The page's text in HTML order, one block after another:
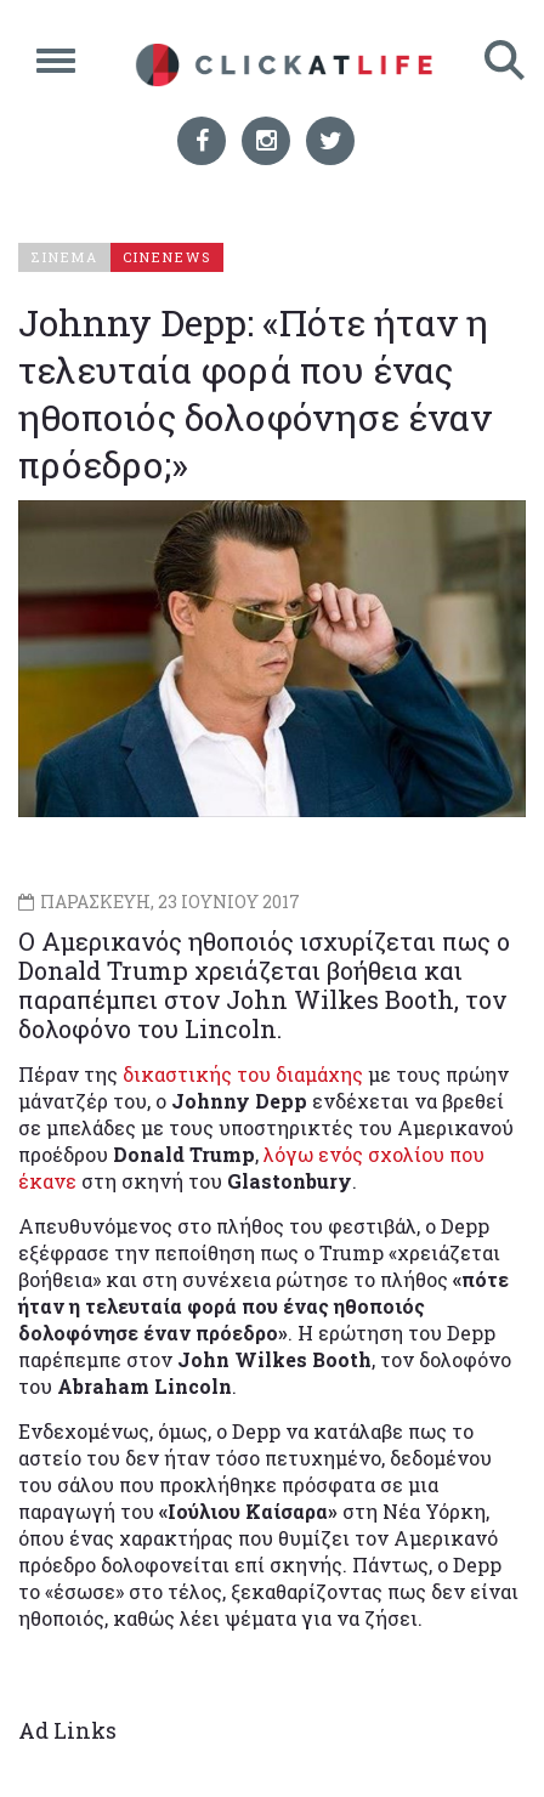
ΣΙΝΕΜΑ CINENEWS
Johnny Depp: «Πότε ήταν η
τελευταία φορά που ένας
ηθοποιός δολοφόνησε έναν
πρόεδρο;»
ΠΑΡΑΣΚΕΥΗ, 23 ΙΟΥΝΙΟΥ 2017
Ο Αμερικανός ηθοποιός ισχυρίζεται πως ο
Donald Trump χρειάζεται βοήθεια και
παραπέμπει στον John Wilkes Booth, τον
δολοφόνο του Lincoln.
Πέραν της δικαστικής του διαμάχης με τους πρώην
μάνατζέρ του, ο Johnny Depp ενδέχεται να βρεθεί
σε μπελάδες με τους υποστηρικτές του Αμερικανού
προέδρου DonaldTrump,λόγω ενός σχολίου που
έκανε στη σκηνή του Glastonbury.
Απευθυνόμενος στο πλήθος του φεστιβάλ, ο Depp
εξέφρασε την πεποίθηση πως ο Trump «χρειάζεται
βοήθεια» και στη συνέχεια ρώτησε το πλήθος «πότε
ήταν η τελευταία φορά που ένας ηθοποιός
δολοφόνησε έναν πρόεδρο». Η ερώτηση του Depp
παρέπεμπε στον John Wilkes Booth, τον δολοφόνο
του Abraham Lincoln.
Ενδεχομένως, όμως, ο Depp να κατάλαβε πως το
αστείο του δεν ήταν τόσο πετυχημένο, δεδομένου
του σάλου που προκλήθηκε πρόσφατα σε μια
παραγωγή του «Ιούλιου Καίσαρα» στη Νέα Υόρκη,
όπου ένας χαρακτήρας που θυμίζει τον Αμερικανό
πρόεδρο δολοφονείται επί σκηνής. Πάντως, ο Depp
το «έσωσε» στο τέλος, ξεκαθαρίζοντας πως δεν είναι
ηθοποιός, καθώς λέει ψέματα για να ζήσει.
Ad Links